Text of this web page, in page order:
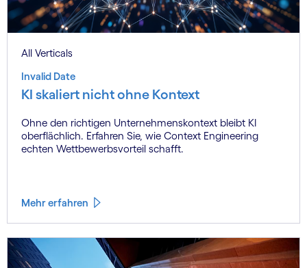
All Verticals
Invalid Date
KI skaliert nicht ohne Kontext
Ohne den richtigen Unternehmenskontext bleibt KI
oberflächlich. Erfahren Sie, wie Context Engineering
echten Wettbewerbsvorteil schafft.
Mehr erfahren